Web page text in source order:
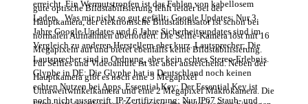
erreicht. Ein Wermutstropfen ist das Fehlen von kabellosem
Laden. Was mir nicht so gut gefällt: Google Updates: Nur 3
Jahre Google Updates und 6 Jahre Sicherheitsupdates sind im
Vergleich zu anderen Herstellern eher kurz. Lautsprecher: Die
Lautsprecher sind in Ordnung, aber kein echtes Stereo-Erlebnis.
Glyphe in DE: Die Glyphe hat in Deutschland noch keinen
echten Nutzen bei Apps. Essential Key: Der Essential Key ist
noch nicht ausgereift. IP-Zertifizierung: Nur IP67 Staub- und
gute optische Bildstabilisierung fehlt leider bei der
Hauptkamera, der elektronische Bildstabilisator ist schon bei
normalen Aufnahmen überfordert. Die Selfie-Kamera löst mit 16
Megapixeln auf und bietet ebenfalls keine Bildstabilisierung.
Für Selfies und Videoanrufe ist sie aber ausreichend. Neben der
Hauptkamera gibt es noch eine 5 Megapixel
Ultraweitwinkelkamera und eine 2 Megapixel Makrokamera. Die